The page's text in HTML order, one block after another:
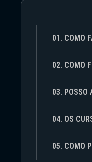
01. COMO
02. COMO
03. POSSO
04. OS
05. COMO